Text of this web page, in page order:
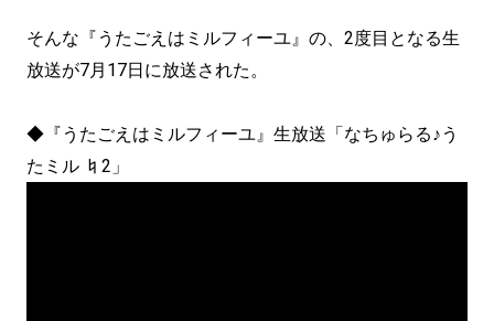
そんな『うたごえはミルフィーユ』の、2度目となる生
放送が7月17日に放送された。
◆『うたごえはミルフィーユ』生放送「なちゅらる♪う
たミル ♮2」